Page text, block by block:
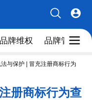
品牌维权 品牌管理人
与保护 | 冒充注册商标行为
册商标行为查